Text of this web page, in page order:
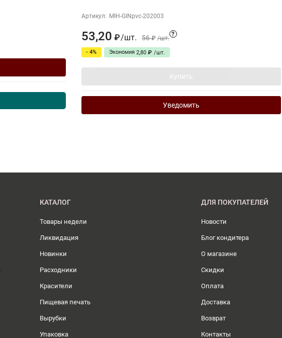
Артикул: MIH-GINpvc-202003
53,20 ₽/шт. 56 ₽ /шт.
?
- 4% Экономия 2,80 ₽ /шт.
Купить
Уведомить
КАТАЛОГ
Товары недели
Ликвидация
Новинки
Расходники
Красители
Пищевая печать
Вырубки
Упаковка
ДЛЯ ПОКУПАТЕЛЕЙ
Новости
Блог кондитера
О магазине
Скидки
Оплата
Доставка
Возврат
Контакты